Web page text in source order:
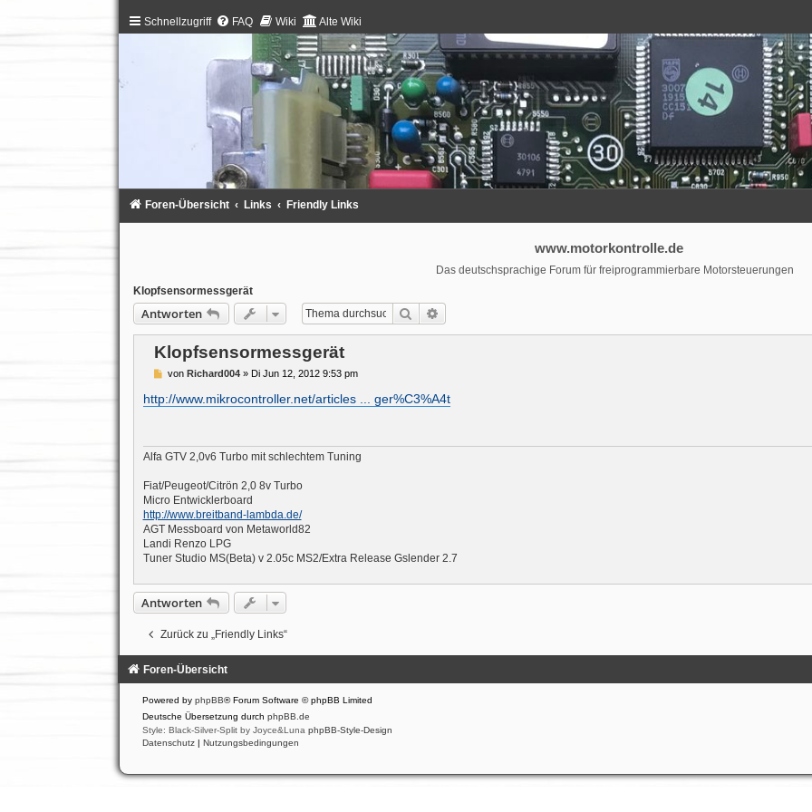
Schnellzugriff FAQ Wiki Alte Wiki
Foren-Übersicht Links Friendly Links
www.motorkontrolle.de
Das deutschsprachige Forum für freiprogrammierbare Motorsteuerungen
Klopfsensormessgerät
Antworten Suche
Klopfsensormessgerät
B
i
t
vonRichard004 » Di Jun 12, 2012 9:53 pm
http://www.mikrocontroller.net/articles ... ger%C3%A4t
Alfa GTV 2,0v6 Turbo mit schlechtem Tuning
Fiat/Peugeot/Citrön 2,0 8v Turbo
Micro Entwicklerboard
http://www.breitband-lambda.de/
AGT Messboard von Metaworld82
Landi Renzo LPG
Tuner Studio MS(Beta) v 2.05c MS2/Extra Release Gslender 2.7
Antworten
Zurück zu „Friendly Links“
Foren-Übersicht
Powered by phpBB® Forum Software © phpBB Limited
Deutsche Übersetzung durch phpBB.de
Style: Black-Silver-Split by Joyce&Luna phpBB-Style-Design
Datenschutz | Nutzungsbedingungen